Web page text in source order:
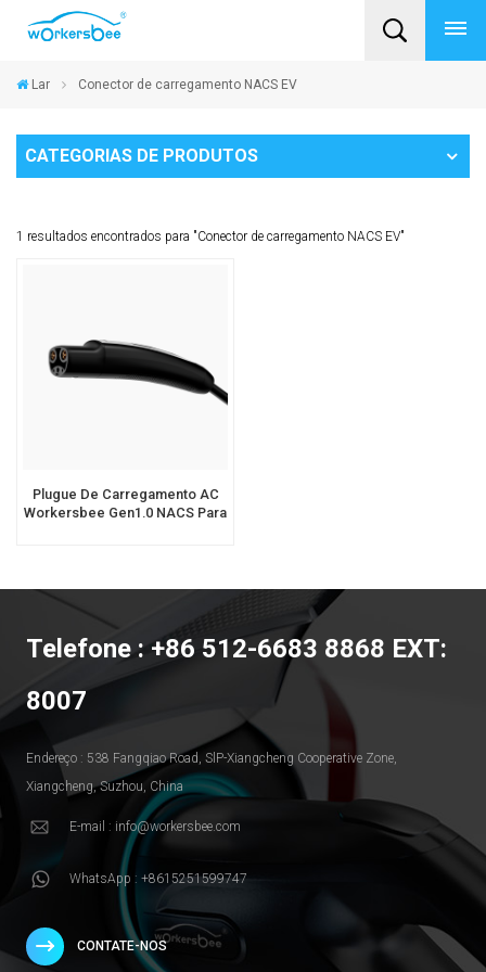
Lar Conector de carregamento NACS EV
CATEGORIAS DE PRODUTOS
1 resultados encontrados para "Conector de carregamento NACS EV"
Plugue De Carregamento AC
Workersbee Gen1.0 NACS Para
Telefone : +86 512-6683 8868 EXT:
8007
Endereço : 538 Fangqiao Road, SlP-Xiangcheng Cooperative Zone,
Xiangcheng, Suzhou, China
E-mail : info@workersbee.com
WhatsApp : +8615251599747
CONTATE-NOS